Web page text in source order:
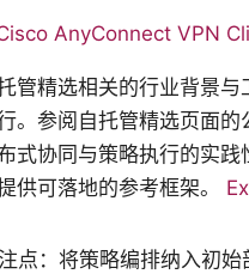
AnyConnect VPN
管精选相关的行业背景
。参阅自托管精选页面的
式协同与策略执行的实
供可落地的参考框架。
点：将策略编排纳入初